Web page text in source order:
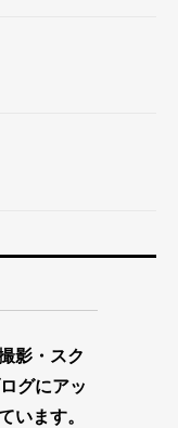
影・スク
グにアッ
います。